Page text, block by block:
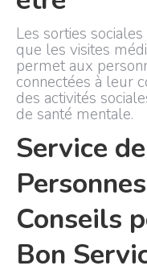
Les sorties
que les visites
permet aux
connectées à leur
des activités
de santé mentale.
Service
Conseils
Bon